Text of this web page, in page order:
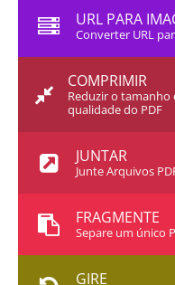
URL PARA
Converter URL
COMPRIMIR
Reduzir o
qualidade do PDF
JUNTAR
Junte Arquivos
FRAGMENTE
Separe um único
GIRE